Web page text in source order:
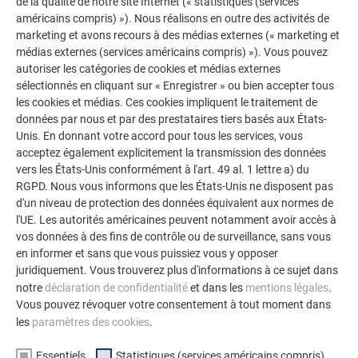
américains compris) »). Nous réalisons en outre des activités de
marketing et avons recours à des médias externes (« marketing et
médias externes (services américains compris) »). Vous pouvez
autoriser les catégories de cookies et médias externes
sélectionnés en cliquant sur « Enregistrer » ou bien accepter tous
les cookies et médias. Ces cookies impliquent le traitement de
données par nous et par des prestataires tiers basés aux États-
Unis. En donnant votre accord pour tous les services, vous
acceptez également explicitement la transmission des données
vers les États-Unis conformément à l'art. 49 al. 1 lettre a) du
RGPD. Nous vous informons que les États-Unis ne disposent pas
d'un niveau de protection des données équivalent aux normes de
l'UE. Les autorités américaines peuvent notamment avoir accès à
vos données à des fins de contrôle ou de surveillance, sans vous
en informer et sans que vous puissiez vous y opposer
juridiquement. Vous trouverez plus d'informations à ce sujet dans
notredéclaration de confidentialitéet dans les mentions légales.
Vous pouvez révoquer votre consentement à tout moment dans
les paramètres des cookies.